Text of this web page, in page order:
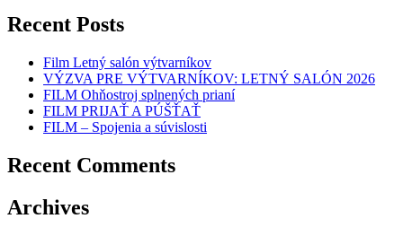
Recent Posts
Film Letný salón výtvarníkov
VÝZVA PRE VÝTVARNÍKOV: LETNÝ SALÓN 2026
FILM Ohňostroj splnených prianí
FILM PRIJAŤ A PÚŠŤAŤ
FILM – Spojenia a súvislosti
Recent Comments
Archives